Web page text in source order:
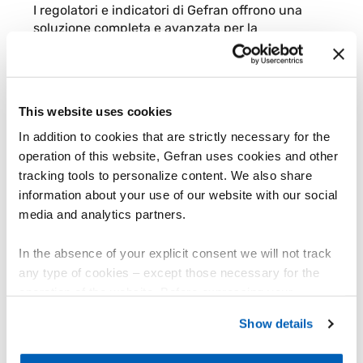
This website uses cookies
In addition to cookies that are strictly necessary for the
operation of this website, Gefran uses cookies and other
tracking tools to personalize content. We also share
information about your use of our website with our social
media and analytics partners.
In the absence of your explicit consent we will not track
any type of cookies – except those necessary for the
Gefran - Cookie
policy.
Show details
I regolatori e indicatori di Gefran offrono una
soluzione completa e avanzata per la
misurazione e la regolazione delle principali
industriali cometempe...
VISUALIZZA I PRODOTTI
Sensori di temperatura